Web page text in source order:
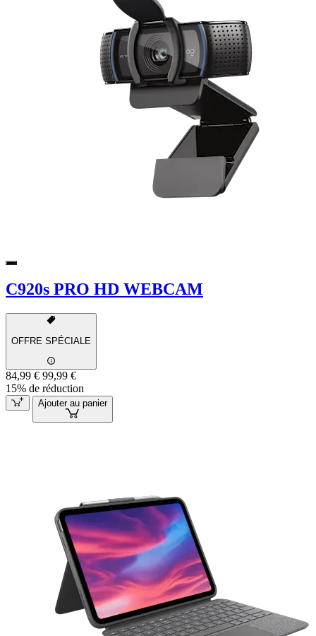
C920s PRO HD WEBCAM
OFFRE SPÉCIALE
84,99 € 99,99 €
15% de réduction
Ajouter au panier